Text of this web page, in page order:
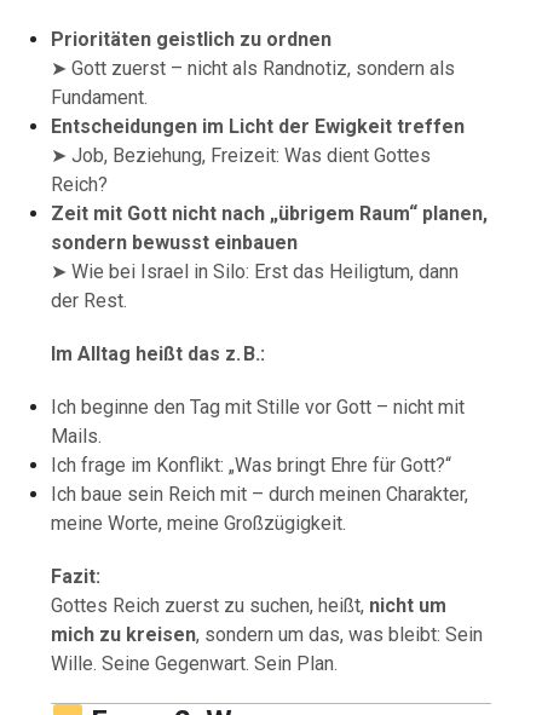
Prioritäten geistlich zu ordnen
➤ Gott zuerst – nicht als Randnotiz, sondern als
Fundament.
Entscheidungen im Licht der Ewigkeit treffen
➤ Job, Beziehung, Freizeit: Was dient Gottes
Reich?
Zeit mit Gott nicht nach „übrigem Raum“ planen,
sondern bewusst einbauen
➤ Wie bei Israel in Silo: Erst das Heiligtum, dann
der Rest.
Im Alltag heißt das z. B.:
Ich beginne den Tag mit Stille vor Gott – nicht mit
Mails.
Ich frage im Konflikt: „Was bringt Ehre für Gott?“
Ich baue sein Reich mit – durch meinen Charakter,
meine Worte, meine Großzügigkeit.
Fazit:
Gottes Reich zuerst zu suchen, heißt, nicht um
mich zu kreisen, sondern um das, was bleibt: Sein
Wille. Seine Gegenwart. Sein Plan.